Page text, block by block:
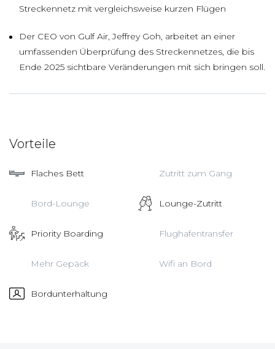
Streckennetz mit vergleichsweise kurzen Flügen
Der CEO von Gulf Air, Jeffrey Goh, arbeitet an einer
umfassenden Überprüfung des Streckennetzes, die bis
Ende 2025 sichtbare Veränderungen mit sich bringen soll.
Vorteile
Flaches Bett Zutritt zum Gang
Bord-Lounge Lounge-Zutritt
Priority Boarding Flughafentransfer
Mehr Gepäck Wifi an Bord
Bordunterhaltung